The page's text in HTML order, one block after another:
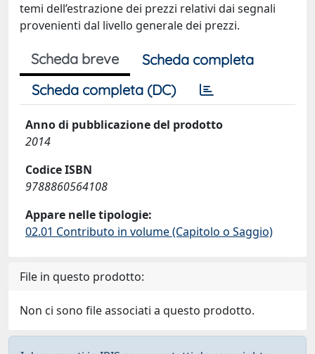
temi dell’estrazione dei prezzi relativi dai segnali
provenienti dal livello generale dei prezzi.
Scheda breve
Scheda completa
Scheda completa (DC)
Anno di pubblicazione del prodotto
2014
Codice ISBN
9788860564108
Appare nelle tipologie:
02.01 Contributo in volume (Capitolo o Saggio)
File in questo prodotto:
Non ci sono file associati a questo prodotto.